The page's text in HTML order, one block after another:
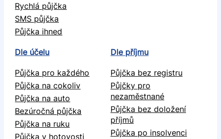
Rychlá půjčka
SMS půjčka
Půjčka ihned
Dle účelu
Půjčka pro každého
Půjčka na cokoliv
Půjčka na auto
Bezúročná půjčka
Půjčka na ruku
Půjčka v hotovosti
Dle příjmu
Půjčka bez registru
Půjčky pro
nezaměstnané
Půjčka bez doložení
příjmů
Půjčka po insolvenci